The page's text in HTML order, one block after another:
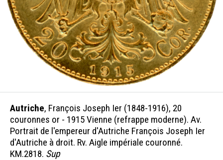
Autriche, François Joseph Ier (1848-1916), 20
couronnes or - 1915 Vienne (refrappe moderne). Av.
Portrait de l'empereur d'Autriche François Joseph Ier
d'Autriche à droit. Rv. Aigle impériale couronné.
KM.2818. Sup